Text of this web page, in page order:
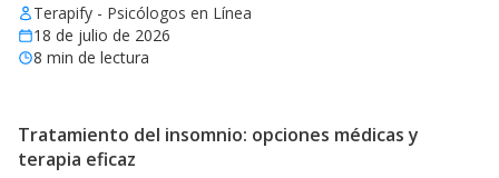
Terapify - Psicólogos en Línea
18 de julio de 2026
8 min de lectura
Tratamiento del insomnio: opciones médicas y
terapia eficaz